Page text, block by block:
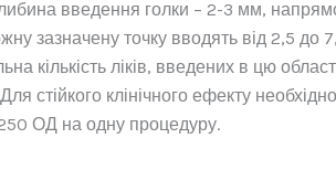
введення голки – 2-3 мм,
зазначену точку вводять від 2,5
кількість ліків, введених в цю
стійкого клінічного ефекту
ОД на одну процедуру.